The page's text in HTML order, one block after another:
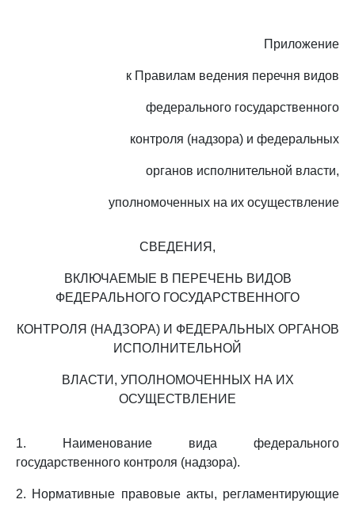
Приложение
к Правилам ведения перечня видов
федерального государственного
контроля (надзора) и федеральных
органов исполнительной власти,
уполномоченных на их осуществление
СВЕДЕНИЯ,
ВКЛЮЧАЕМЫЕ В ПЕРЕЧЕНЬ ВИДОВ
ФЕДЕРАЛЬНОГО ГОСУДАРСТВЕННОГО
КОНТРОЛЯ (НАДЗОРА) И ФЕДЕРАЛЬНЫХ ОРГАНОВ
ИСПОЛНИТЕЛЬНОЙ
ВЛАСТИ, УПОЛНОМОЧЕННЫХ НА ИХ
ОСУЩЕСТВЛЕНИЕ
1. Наименование вида федерального
государственного контроля (надзора).
2. Нормативные правовые акты, регламентирующие